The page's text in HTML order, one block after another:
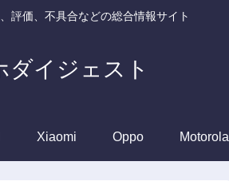
評価、不具合などの総合情報サイト
ダイジェスト
Xiaomi Oppo Motorola